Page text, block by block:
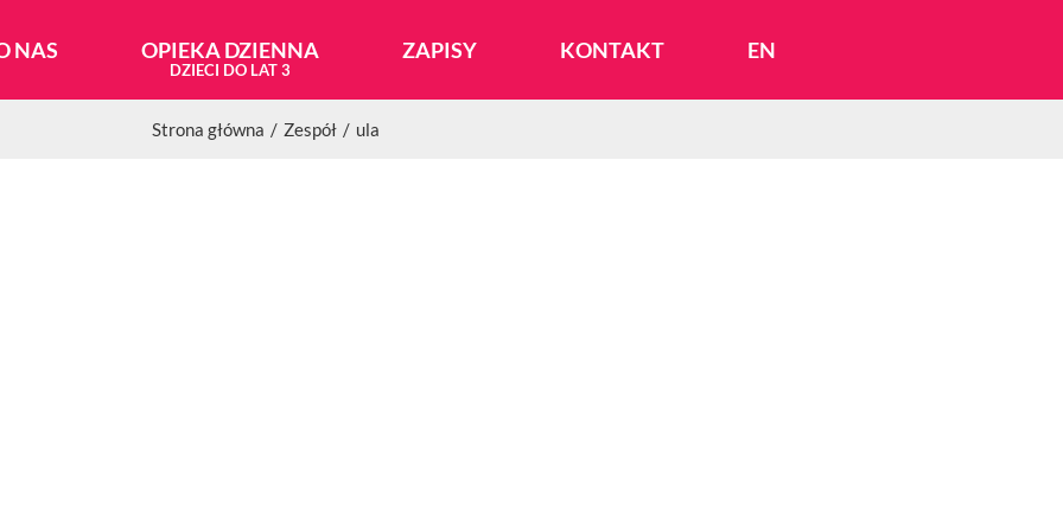
NAS OPIEKA DZIENNA ZAPISY KONTAKT EN
Strona główna Zespół ula